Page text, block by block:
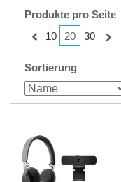
Produkte pro Seite
10
20 30
Sortierung